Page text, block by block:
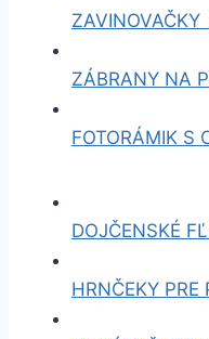
ZAVINOVAČKY
ZÁBRANY NA
FOTORÁMIK S
DOJČENSKÉ
HRNČEKY PRE